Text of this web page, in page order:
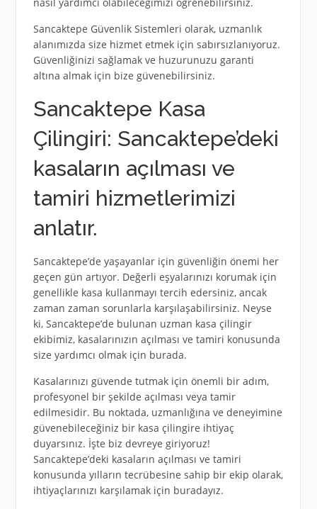
nasıl yardımcı olabileceğimizi öğrenebilirsiniz.
Sancaktepe Güvenlik Sistemleri olarak, uzmanlık
alanımızda size hizmet etmek için sabırsızlanıyoruz.
Güvenliğinizi sağlamak ve huzurunuzu garanti
altına almak için bize güvenebilirsiniz.
Sancaktepe Kasa
Çilingiri: Sancaktepe’deki
kasaların açılması ve
tamiri hizmetlerimizi
anlatır.
Sancaktepe’de yaşayanlar için güvenliğin önemi her
geçen gün artıyor. Değerli eşyalarınızı korumak için
genellikle kasa kullanmayı tercih edersiniz, ancak
zaman zaman sorunlarla karşılaşabilirsiniz. Neyse
ki, Sancaktepe’de bulunan uzman kasa çilingir
ekibimiz, kasalarınızın açılması ve tamiri konusunda
size yardımcı olmak için burada.
Kasalarınızı güvende tutmak için önemli bir adım,
profesyonel bir şekilde açılması veya tamir
edilmesidir. Bu noktada, uzmanlığına ve deneyimine
güvenebileceğiniz bir kasa çilingire ihtiyaç
duyarsınız. İşte biz devreye giriyoruz!
Sancaktepe’deki kasaların açılması ve tamiri
konusunda yılların tecrübesine sahip bir ekip olarak,
ihtiyaçlarınızı karşılamak için buradayız.